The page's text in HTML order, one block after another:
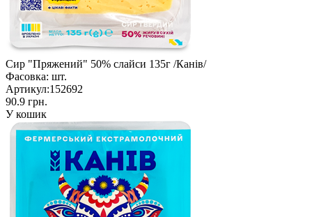
Сир "Пряжений" 50% cлайси 135г /Канів/
Фасовка: шт.
Артикул:152692
90.9 грн.
У кошик